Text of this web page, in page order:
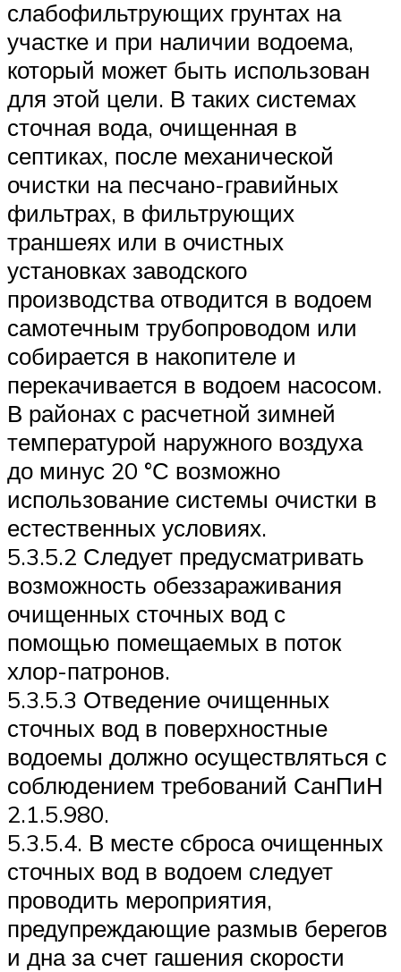
слабофильтрующих грунтах на
участке и при наличии водоема,
который может быть использован
для этой цели. В таких системах
сточная вода, очищенная в
септиках, после механической
очистки на песчано-гравийных
фильтрах, в фильтрующих
траншеях или в очистных
установках заводского
производства отводится в водоем
самотечным трубопроводом или
собирается в накопителе и
перекачивается в водоем насосом.
В районах с расчетной зимней
температурой наружного воздуха
до минус 20 °С возможно
использование системы очистки в
естественных условиях.
5.3.5.2 Следует предусматривать
возможность обеззараживания
очищенных сточных вод с
помощью помещаемых в поток
хлор-патронов.
5.3.5.3 Отведение очищенных
сточных вод в поверхностные
водоемы должно осуществляться с
соблюдением требований СанПиН
2.1.5.980.
5.3.5.4. В месте сброса очищенных
сточных вод в водоем следует
проводить мероприятия,
предупреждающие размыв берегов
и дна за счет гашения скорости